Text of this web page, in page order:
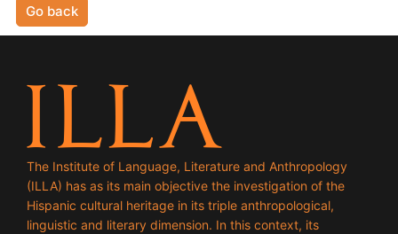
Go back
The Institute of Language, Literature and Anthropology
(ILLA) has as its main objective the investigation of the
Hispanic cultural heritage in its triple anthropological,
linguistic and literary dimension. In this context, its